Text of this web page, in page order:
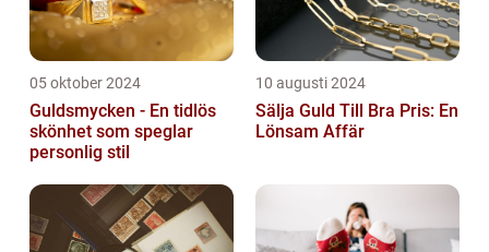
05 oktober 2024
Guldsmycken - En tidlös
skönhet som speglar
personlig stil
10 augusti 2024
Sälja Guld Till Bra Pris: En
Lönsam Affär